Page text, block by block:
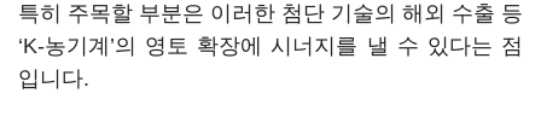
특히 주목할 부분은 이러한 첨단 기술의 해외 수출 등
‘K-농기계’의 영토 확장에 시너지를 낼 수 있다는 점
입니다.